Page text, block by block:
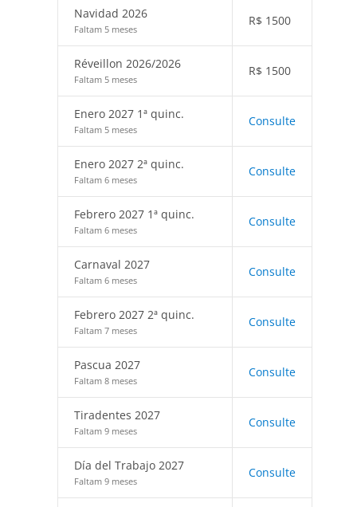
Navidad 2026
Faltam 5 meses
R$ 1500
Réveillon 2026/2026
Faltam 5 meses
R$ 1500
Enero 2027 1ª quinc.
Faltam 5 meses
Consulte
Enero 2027 2ª quinc.
Faltam 6 meses
Consulte
Febrero 2027 1ª quinc.
Faltam 6 meses
Consulte
Carnaval 2027
Faltam 6 meses
Consulte
Febrero 2027 2ª quinc.
Faltam 7 meses
Consulte
Pascua 2027
Faltam 8 meses
Consulte
Tiradentes 2027
Faltam 9 meses
Consulte
Día del Trabajo 2027
Faltam 9 meses
Consulte